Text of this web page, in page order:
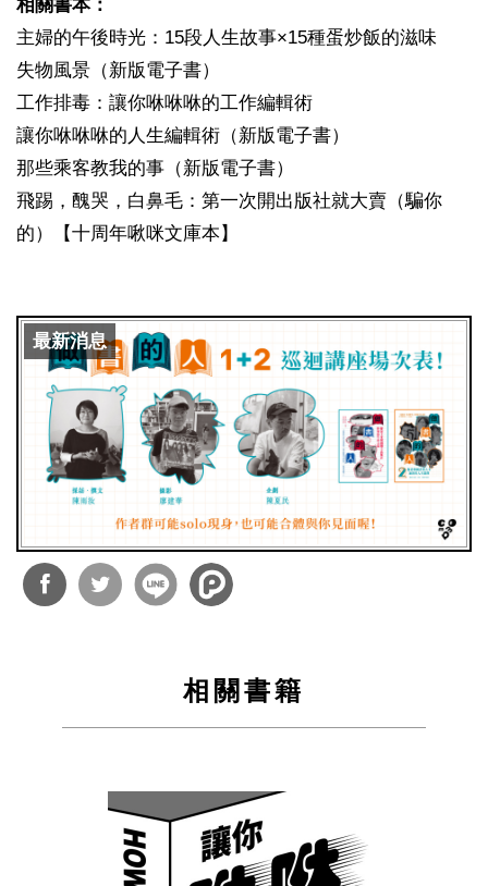
相關書本：
主婦的午後時光：15段人生故事×15種蛋炒飯的滋味
失物風景（新版電子書）
工作排毒：讓你咻咻咻的工作編輯術
讓你咻咻咻的人生編輯術（新版電子書）
那些乘客教我的事（新版電子書）
飛踢，醜哭，白鼻毛：第一次開出版社就大賣（騙你
的）【十周年啾咪文庫本】
最新消息
相關書籍